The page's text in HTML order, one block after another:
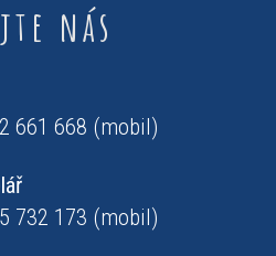
nás
661 668 (mobil)
732 173 (mobil)